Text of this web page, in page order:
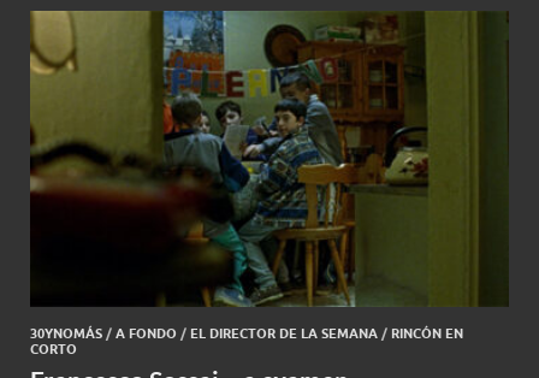
30YNOMÁS / A FONDO / EL DIRECTOR DE LA SEMANA / RINCÓN EN
CORTO